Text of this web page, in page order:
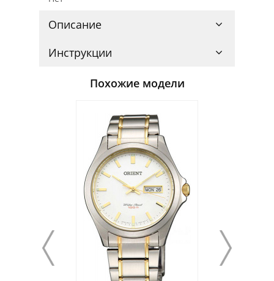
Описание
Инструкции
Похожие модели